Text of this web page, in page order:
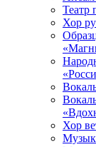
Театр
Хор
Хор